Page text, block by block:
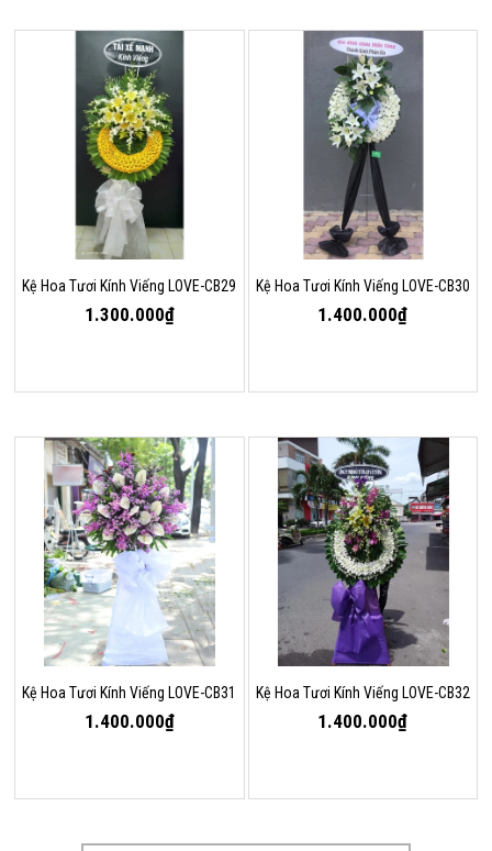
Kệ Hoa Tươi Kính Viếng LOVE-CB29
1.300.000₫
Kệ Hoa Tươi Kính Viếng LOVE-CB30
1.400.000₫
Kệ Hoa Tươi Kính Viếng LOVE-CB31
1.400.000₫
Kệ Hoa Tươi Kính Viếng LOVE-CB32
1.400.000₫